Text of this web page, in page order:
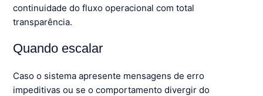
continuidade do fluxo operacional com total
transparência.
Quando escalar
Caso o sistema apresente mensagens de erro
impeditivas ou se o comportamento divergir do